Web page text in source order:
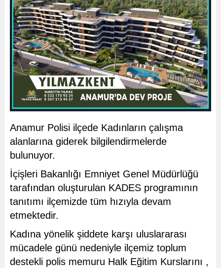
Anamur Polisi ilçede Kadınların çalışma
alanlarına giderek bilgilendirmelerde
bulunuyor.
İçişleri Bakanlığı Emniyet Genel Müdürlüğü
tarafından oluşturulan KADES programının
tanıtımı ilçemizde tüm hızıyla devam
etmektedir.
Kadına yönelik şiddete karşı uluslararası
mücadele günü nedeniyle ilçemiz toplum
destekli polis memuru Halk Eğitim Kurslarını ,